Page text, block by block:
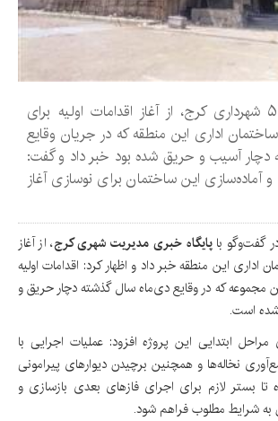
سرپرست منطقه ۵ شهرداری کرج، از آغاز اقدامات اولیه برای
اداری این منطقه که در جریان وقایع
دچار آسیب و حریق شده بود خبر داد و گفت:
این ساختمان برای نوسازی آغاز
گفت‌وگو باپایگاه خبری مدیریت شهری کرج، از آغاز
اداری این منطقه خبر داد و اظهار کرد: اقدامات اولیه
مجموعه که در وقایع دی‌ماه سال گذشته دچار حریق و
شده است.
ابتدایی این پروژه افزود: عملیات اجرایی با
نخاله‌ها و همچنین برچیدن دیوارهای پیرامونی
بستر لازم برای اجرای فازهای بعدی بازسازی و
به شرایط مطلوب فراهم شود.